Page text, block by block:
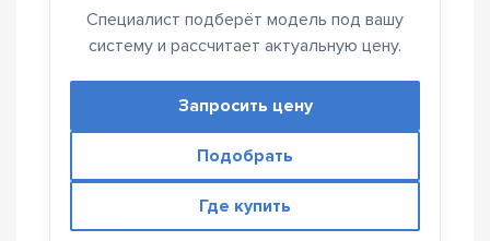
Специалист подберёт модель под вашу
систему и рассчитает актуальную цену.
Запросить цену
Подобрать
Где купить